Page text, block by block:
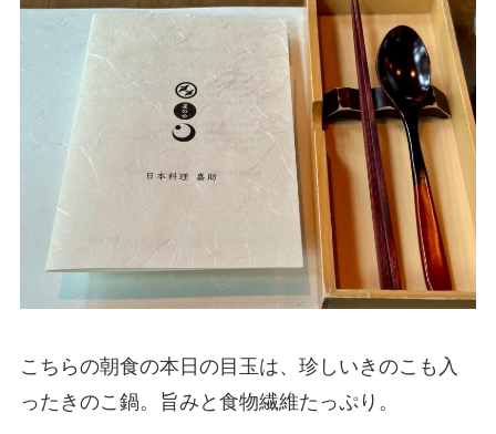
こちらの朝食の本日の目玉は、珍しいきのこも入
ったきのこ鍋。旨みと食物繊維たっぷり。